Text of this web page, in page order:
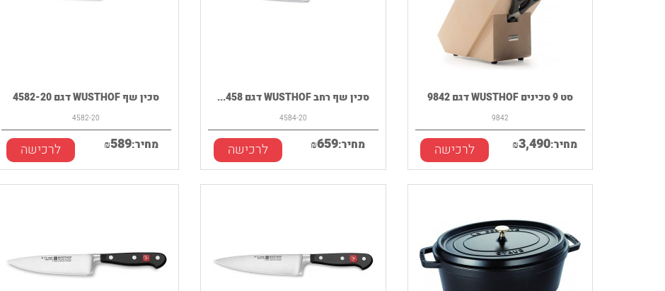
סכין שף WUSTHOF דגם 4582-20
4582-20
מחיר: ₪589 לרכישה
סכין שף רחב WUSTHOF דגם 458...
4584-20
מחיר: ₪659 לרכישה
סט 9 סכינים WUSTHOF דגם 9842
9842
מחיר: ₪3,490 לרכישה